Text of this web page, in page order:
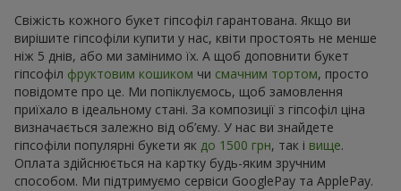
Свіжість кожного букет гіпсофіл гарантована. Якщо ви
вирішите гіпсофіли купити у нас, квіти простоять не менше
ніж 5 днів, або ми замінимо їх. А щоб доповнити букет
гіпсофіл фруктовим кошиком чи смачним тортом, просто
повідомте про це. Ми попіклуємось, щоб замовлення
приїхало в ідеальному стані. За композиції з гіпсофіл ціна
визначається залежно від об’єму. У нас ви знайдете
гіпсофіли популярні букети як до 1500 грн, так і вище.
Оплата здійснюється на картку будь-яким зручним
способом. Ми підтримуємо сервіси GooglePay та ApplePay.